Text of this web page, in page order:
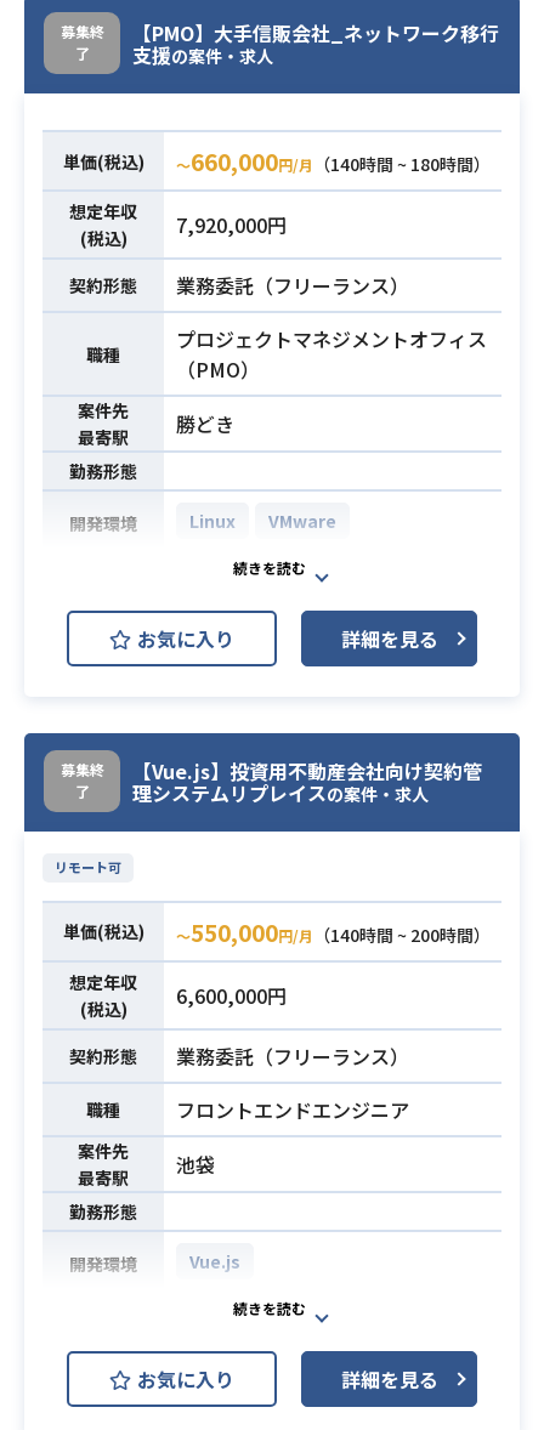
ます。
※領域は以下のとおり。
┗API／業務ロジックの開発（現行機
必須スキル
・Java開発経験（単独でソース解
析、設計～PG/UTが出来ること）
募集終
了
【PMO】大手信販会社_ネットワーク移行
支援の案件・求人
単価(税込) 〜660,000円/月
（140時間 ~ 180時間）
想定年収
(税込)
7,920,000円
契約形態 業務委託（フリーランス）
職種
プロジェクトマネジメントオフィス
（PMO）
案件先
最寄駅
勝どき
勤務形態
開発環境 Linux VMware
大手信販会社のネットワーク移行に
おいてPMOとして支援をいただきま
す。
ベンダーが実施するための環境構築
ですが、
ネットワークスキル以上にWBSの作
成などを中心にお任せいたします。
お気に入り 詳細を見る
募集終
了
【Vue.js】投資用不動産会社向け契約管
理システムリプレイスの案件・求人
リモート可
単価(税込) 〜550,000円/月
（140時間 ~ 200時間）
想定年収
(税込)
6,600,000円
契約形態 業務委託（フリーランス）
職種 フロントエンドエンジニア
案件先
最寄駅
池袋
勤務形態
開発環境 Vue.js
投資用不動産会社向け契約管理シス
テムリプレイスにおけるフロントエ
ンド開発に携わっていただきます。
【案件詳細】
お気に入り 詳細を見る